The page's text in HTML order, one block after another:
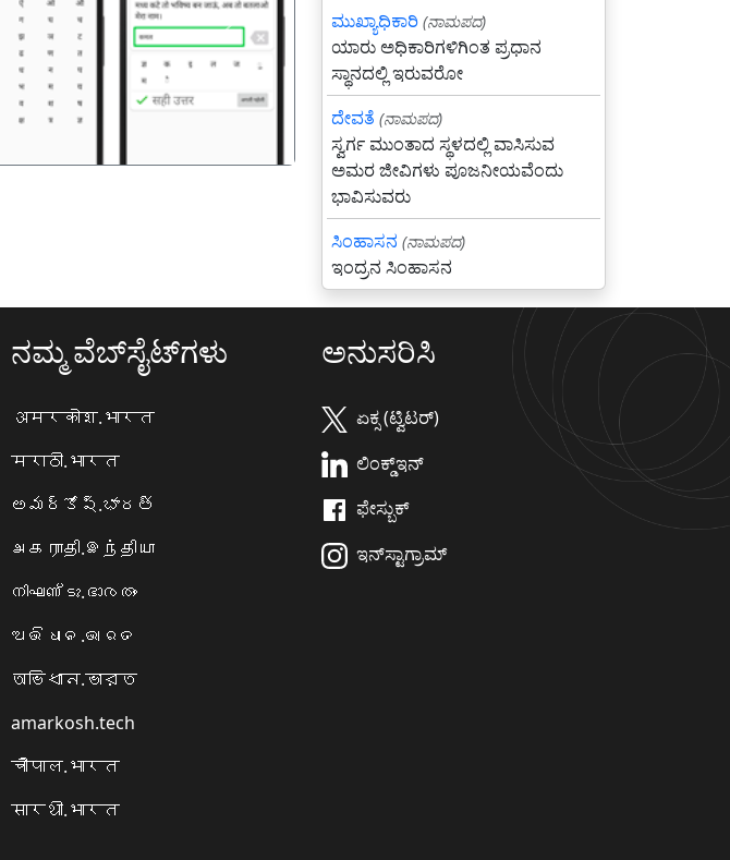
अगला
ಮುಖ್ಯಾಧಿಕಾರಿ (ನಾಮಪದ)
ಯಾರು ಅಧಿಕಾರಿಗಳಿಗಿಂತ ಪ್ರಧಾನ
ಸ್ಥಾನದಲ್ಲಿ ಇರುವರೋ
ದೇವತೆ (ನಾಮಪದ)
ಸ್ವರ್ಗ ಮುಂತಾದ ಸ್ಥಳದಲ್ಲಿ ವಾಸಿಸುವ
ಅಮರ ಜೀವಿಗಳು ಪೂಜನೀಯವೆಂದು
ಭಾವಿಸುವರು
ಸಿಂಹಾಸನ (ನಾಮಪದ)
ಇಂದ್ರನ ಸಿಂಹಾಸನ
ನಮ್ಮ ವೆಬ್‌ಸೈಟ್‌ಗಳು
अमरकोश.भारत
मराठी.भारत
అమర్కోష్.భారత్
அகராதி.இந்தியா
നിഘണ്ടു.ഭാരതം
ଅଭିଧାନ.ଭାରତ
অভিধান.ভারত
amarkosh.tech
चौपाल.भारत
सारथी.भारत
ಅನುಸರಿಸಿ
ಏಕ್ಸ (ಟ್ವಿಟರ್)
ಲಿಂಕ್ಡ್‌ಇನ್
ಫೇಸ್ಬುಕ್
ಇನ್‌ಸ್ಟಾಗ್ರಾಮ್